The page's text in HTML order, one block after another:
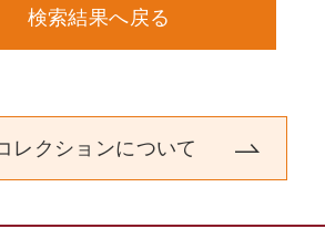
検索結果へ戻る
レクションについて